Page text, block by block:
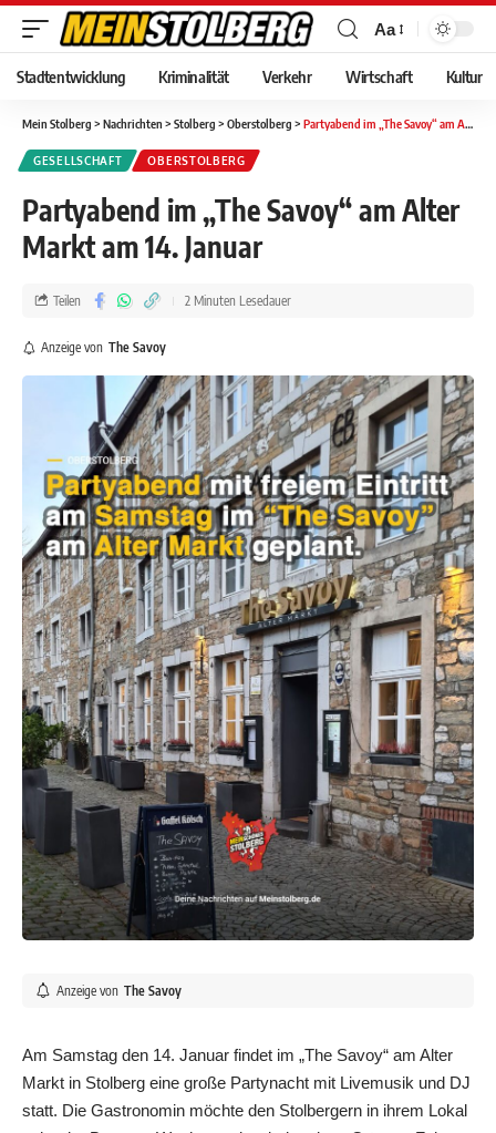
Aa
Stadtentwicklung Kriminalität Verkehr Wirtschaft Kultur
Mein Stolberg > Nachrichten > Stolberg > Oberstolberg > Partyabend im „The Savoy“ am Alter Markt am 14. Januar
GESELLSCHAFT OBERSTOLBERG
Partyabend im „The Savoy“ am Alter
Markt am 14. Januar
Anzeige von The Savoy
Teilen 2 Minuten Lesedauer
Anzeige von The Savoy
Am Samstag den 14. Januar findet im „The Savoy“ am Alter
Markt in Stolberg eine große Partynacht mit Livemusik und DJ
statt. Die Gastronomin möchte den Stolbergern in ihrem Lokal